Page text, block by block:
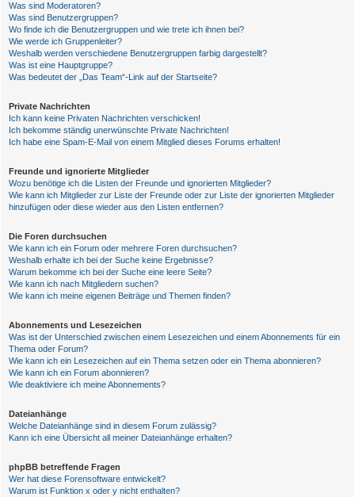
Was sind Moderatoren?
Was sind Benutzergruppen?
Wo finde ich die Benutzergruppen und wie trete ich ihnen bei?
Wie werde ich Gruppenleiter?
Weshalb werden verschiedene Benutzergruppen farbig dargestellt?
Was ist eine Hauptgruppe?
Was bedeutet der „Das Team“-Link auf der Startseite?
Private Nachrichten
Ich kann keine Privaten Nachrichten verschicken!
Ich bekomme ständig unerwünschte Private Nachrichten!
Ich habe eine Spam-E-Mail von einem Mitglied dieses Forums erhalten!
Freunde und ignorierte Mitglieder
Wozu benötige ich die Listen der Freunde und ignorierten Mitglieder?
Wie kann ich Mitglieder zur Liste der Freunde oder zur Liste der ignorierten Mitglieder
hinzufügen oder diese wieder aus den Listen entfernen?
Die Foren durchsuchen
Wie kann ich ein Forum oder mehrere Foren durchsuchen?
Weshalb erhalte ich bei der Suche keine Ergebnisse?
Warum bekomme ich bei der Suche eine leere Seite?
Wie kann ich nach Mitgliedern suchen?
Wie kann ich meine eigenen Beiträge und Themen finden?
Abonnements und Lesezeichen
Was ist der Unterschied zwischen einem Lesezeichen und einem Abonnements für ein
Thema oder Forum?
Wie kann ich ein Lesezeichen auf ein Thema setzen oder ein Thema abonnieren?
Wie kann ich ein Forum abonnieren?
Wie deaktiviere ich meine Abonnements?
Dateianhänge
Welche Dateianhänge sind in diesem Forum zulässig?
Kann ich eine Übersicht all meiner Dateianhänge erhalten?
phpBB betreffende Fragen
Wer hat diese Forensoftware entwickelt?
Warum ist Funktion x oder y nicht enthalten?